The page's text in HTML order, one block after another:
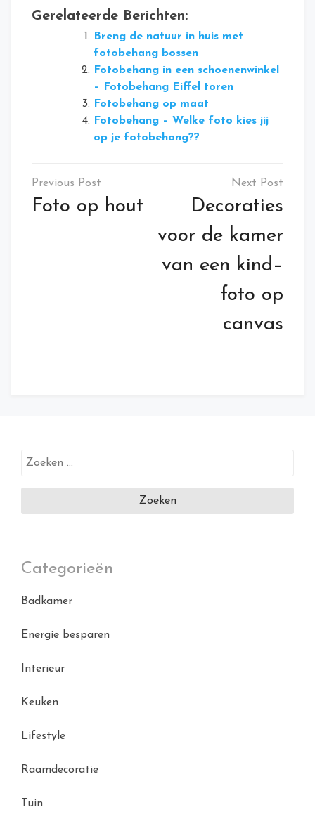
Gerelateerde Berichten:
Breng de natuur in huis met
fotobehang bossen
Fotobehang in een schoenenwinkel
– Fotobehang Eiffel toren
Fotobehang op maat
Fotobehang – Welke foto kies jij
op je fotobehang??
Bericht
navigatie
Foto op hout
Decoraties
voor de kamer
van een kind–
foto op
canvas
Zoeken
Categorieën
Badkamer
Energie besparen
Interieur
Keuken
Lifestyle
Raamdecoratie
Tuin